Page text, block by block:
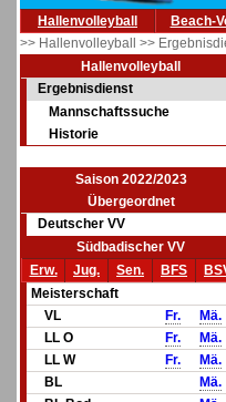
Hallenvolleyball Beach-
>> Hallenvolleyball >>
Hallenvolleyball
Ergebnisdienst
Mannschaftssuche
Historie
Saison 2022/2023
Übergeordnet
Deutscher VV
Südbadischer VV
Erw.
Jug. Sen. BFS
Meisterschaft
VL
Fr.
Mä.
LL O
Fr.
Mä.
LL W
Fr.
Mä.
BL
Mä.